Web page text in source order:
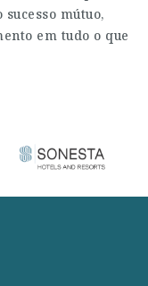
mútuo,
em tudo o que